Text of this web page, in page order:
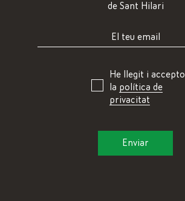
de Sant Hilari
He llegit i accepto
la política de
privacitat